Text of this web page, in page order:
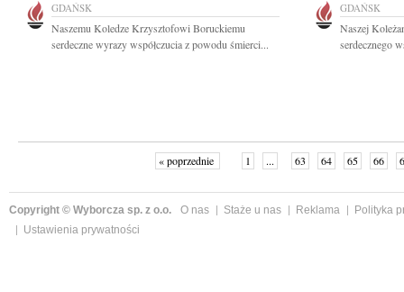
GDAŃSK
Naszemu Koledze Krzysztofowi Boruckiemu
serdeczne wyrazy współczucia z powodu śmierci...
GDAŃSK
Naszej
serdecznego
« poprzednie 1 ... 63 64 65 66
Copyright © Wyborcza sp. z o.o. O nas Staże u nas Reklama
Polityka
Ustawienia prywatności